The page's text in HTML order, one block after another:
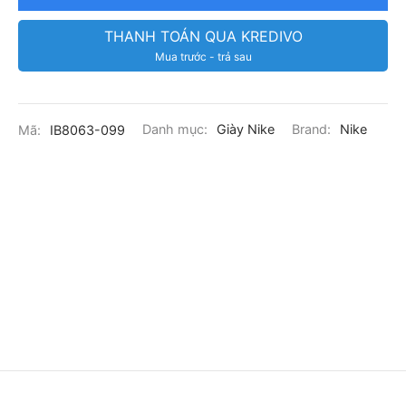
THANH TOÁN QUA KREDIVO
Mua trước - trả sau
Mã: IB8063-099 Danh mục: Giày Nike Brand: Nike